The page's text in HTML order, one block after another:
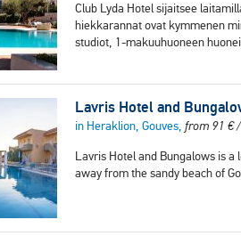
Club Lyda Hotel sijaitsee
hiekkarannat ovat kymmenen
studiot, 1-makuuhuoneen
Lavris Hotel and
in Heraklion, Gouves, from 91 €/
Lavris Hotel and Bungalows is
away from the sandy beach of